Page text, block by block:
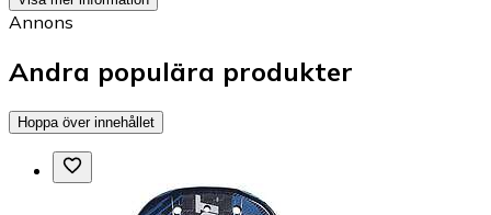
Annons
Andra populära produkter
Hoppa över innehållet